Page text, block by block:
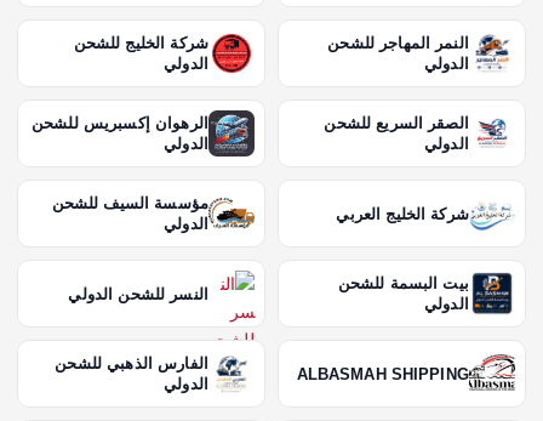
ت
ا
ل
م
ق
ا
ل
النمر المهاجر للشحن
الدولي
شركة الخليج للشحن
الدولي
الصقر السريع للشحن
الدولي
الرهوان إكسبريس للشحن
الدولي
شركة الخليج العربي
مؤسسة السيف للشحن
الدولي
بيت البسمة للشحن
الدولي
النسر للشحن الدولي
ALBASMAH SHIPPING
الفارس الذهبي للشحن
الدولي